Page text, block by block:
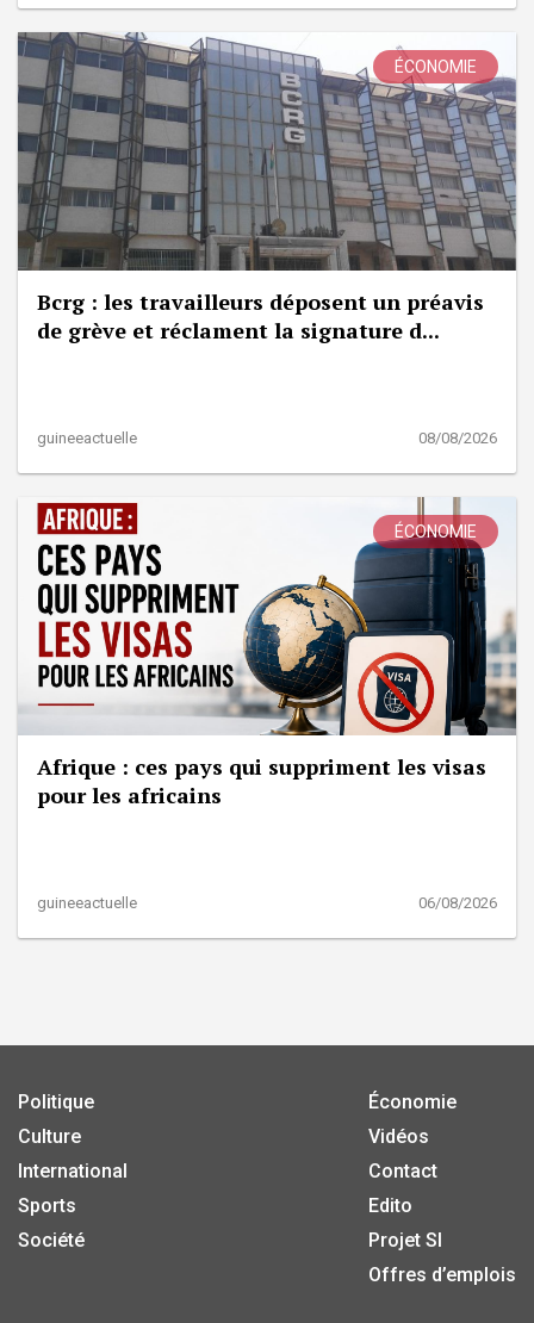
ÉCONOMIE
Bcrg : les travailleurs déposent un préavis
de grève et réclament la signature d...
guineeactuelle 08/08/2026
ÉCONOMIE
Afrique : ces pays qui suppriment les visas
pour les africains
guineeactuelle 06/08/2026
Politique
Culture
International
Sports
Société
Économie
Vidéos
Contact
Edito
Projet SI
Offres d’emplois